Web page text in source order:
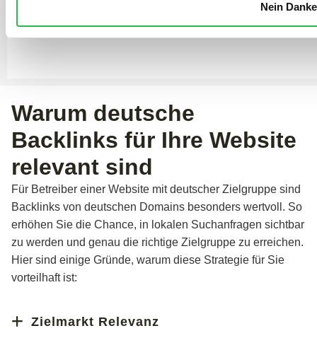
Nein Danke
führende Wahl in Ihrer Region wahrgenommen
Warum deutsche
Backlinks für Ihre Website
relevant sind
Für Betreiber einer Website mit deutscher Zielgruppe sind
Backlinks von deutschen Domains besonders wertvoll. So
erhöhen Sie die Chance, in lokalen Suchanfragen sichtbar
zu werden und genau die richtige Zielgruppe zu erreichen.
Hier sind einige Gründe, warum diese Strategie für Sie
vorteilhaft ist:
Zielmarkt Relevanz